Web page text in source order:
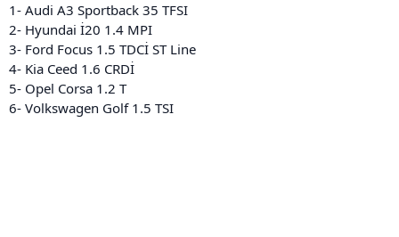
1- Audi A3 Sportback 35 TFSI
2- Hyundai İ20 1.4 MPI
3- Ford Focus 1.5 TDCİ ST Line
4- Kia Ceed 1.6 CRDİ
5- Opel Corsa 1.2 T
6- Volkswagen Golf 1.5 TSI